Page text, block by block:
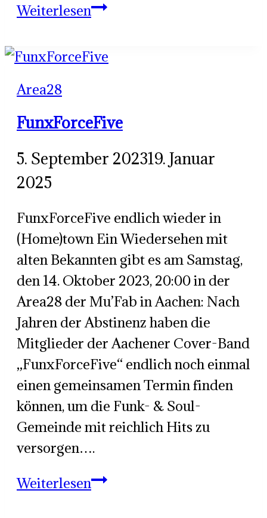
WeiterlesenFriday-
–
of
Rock
&
Area28
FunxForceFive
5. September 202319. Januar
2025
FunxForceFive endlich wieder in
(Home)town Ein Wiedersehen mit
alten Bekannten gibt es am Samstag,
den 14. Oktober 2023, 20:00 in der
Area28 der Mu’Fab in Aachen: Nach
Jahren der Abstinenz haben die
Mitglieder der Aachener Cover-Band
„FunxForceFive“ endlich noch einmal
einen gemeinsamen Termin finden
können, um die Funk- & Soul-
Gemeinde mit reichlich Hits zu
versorgen….
WeiterlesenFunxForceFive